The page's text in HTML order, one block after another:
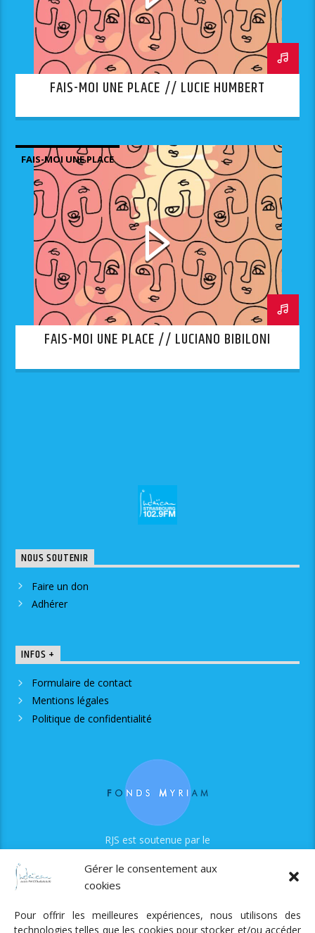
Gérer le consentement aux
cookies
Pour offrir les meilleures expériences, nous utilisons des
technologies telles que les cookies pour stocker et/ou accéder
FAIS-MOI UNE PLACE // LUCIE HUMBERT
FAIS-MOI UNE PLACE
FAIS-MOI UNE PLACE // LUCIANO BIBILONI
NOUS SOUTENIR
Faire un don
Adhérer
INFOS +
Formulaire de contact
Mentions légales
Politique de confidentialité
RJS est soutenue par le